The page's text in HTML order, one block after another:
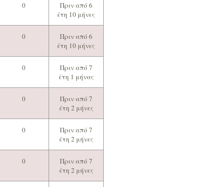
0
Πριν από 6
έτη 10 μήνες
0
Πριν από 6
έτη 10 μήνες
0
Πριν από 7
έτη 1 μήνας
0
Πριν από 7
έτη 2 μήνες
0
Πριν από 7
έτη 2 μήνες
0
Πριν από 7
έτη 2 μήνες